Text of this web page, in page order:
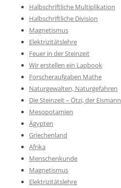
Halbschriftliche Multiplikation
Halbschriftliche Division
Magnetismus
Elektrizitätslehre
Feuer in der Steinzeit
Wir erstellen ein Lapbook
Forscheraufgaben Mathe
Naturgewalten, Naturgefahren
Die Steinzeit – Ötzi, der Eismann
Mesopotamien
Ägypten
Griechenland
Afrika
Menschenkunde
Magnetismus
Elektrizitätslehre